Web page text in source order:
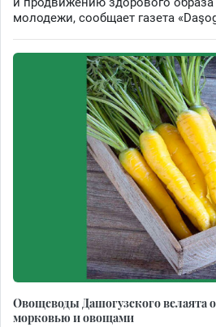
молодежи, сообщает газета
Овощеводы Дашогузского велаята
морковью и овощами